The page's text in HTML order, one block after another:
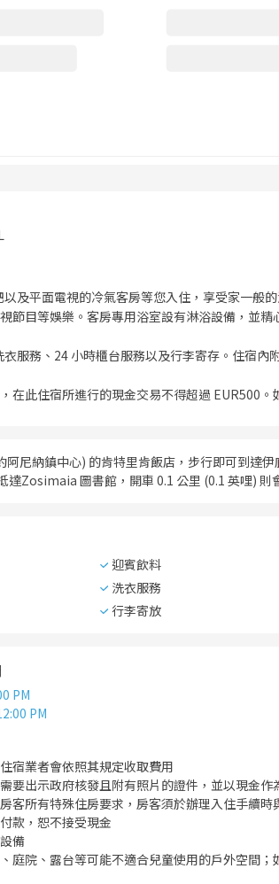
及平面電視的冷氣客房等您入住，享受家一般
節目等娛樂。客房專用浴室設有淋浴設備，並精
服務、24 小時櫃台服務以及行李寄存。住宿內
在此住宿所進行的現金交易不得超過 EUR500
阿尼納鎮中心) 的肯特里肯飯店，步行即可到達
達Zosimaia 圖書館，開車 0.1 公里 (0.1 英哩) 則
迎賓飲料
洗衣服務
行李寄放
PM
PM
宿業者會依照其規定收取費用
要出示政府核發且附有照片的證件，並以現金
客所有特殊住房要求，房客須於辦理入住手續
款，恕不接受現金
備
庭院、露台等可能不適合兒童使用的戶外空間